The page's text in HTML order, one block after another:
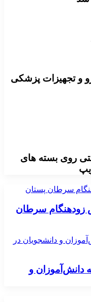
روی بسته های
سرطان پستان
زودهنگام سرطان
و دانشجویان در
دانش‌آموزان و